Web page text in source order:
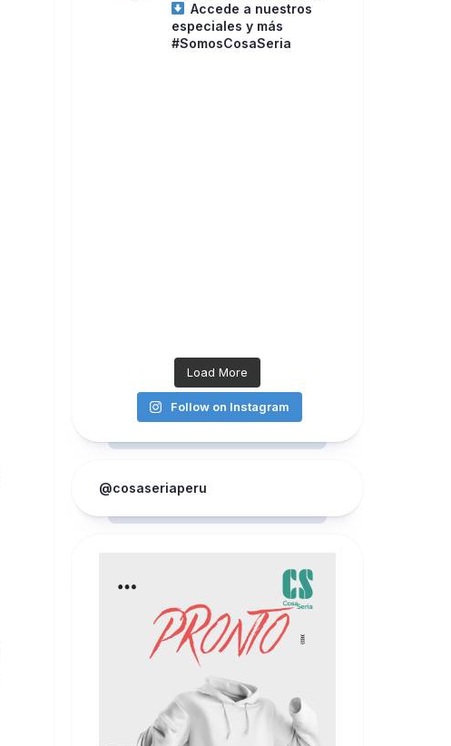
Accede a nuestros
especiales y más
#SomosCosaSeria
Load More
Follow on Instagram
@cosaseriaperu